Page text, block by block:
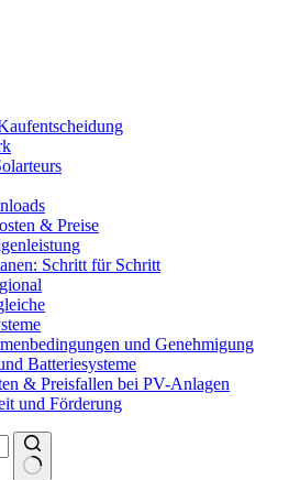
& Preise
Schritt für Schritt
und Genehmigung
Batteriesysteme
& Preisfallen bei PV-Anlagen
und Förderung